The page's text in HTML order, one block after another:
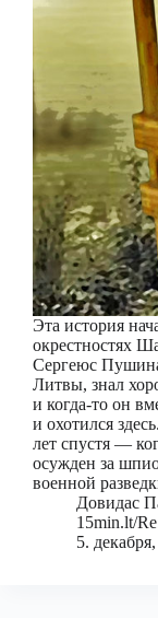
Эта история
окрестностях
Сергеюс
Литвы, знал
и когда-то он
и охотился
лет спустя —
осужден за
военной
Довидас
15min.lt/
5.